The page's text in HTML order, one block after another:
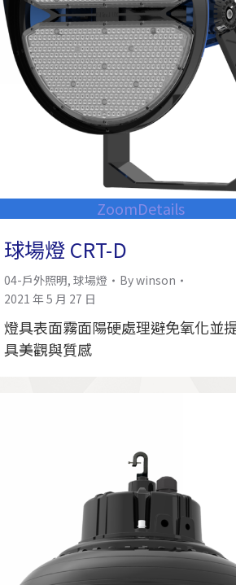
ZoomDetails
球場燈 CRT-D
04-戶外照明, 球場燈 Bywinson
2021 年 5 月 27 日
燈具表面霧面陽硬處理避免氧化並
具美觀與質感